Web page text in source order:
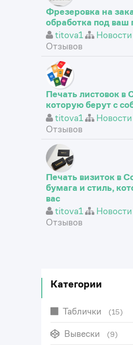
Фрезеровка на
обработка под ваш
titova1
Отзывов
Печать листовок
которую берут с
titova1
Отзывов
Печать визиток в
бумага и стиль,
вас
titova1
Отзывов
Категории
Таблички (15)
Вывески (9)